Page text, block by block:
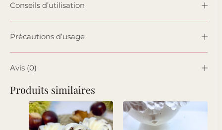
Conseils d’utilisation
Précautions d’usage
Avis (0)
Produits similaires